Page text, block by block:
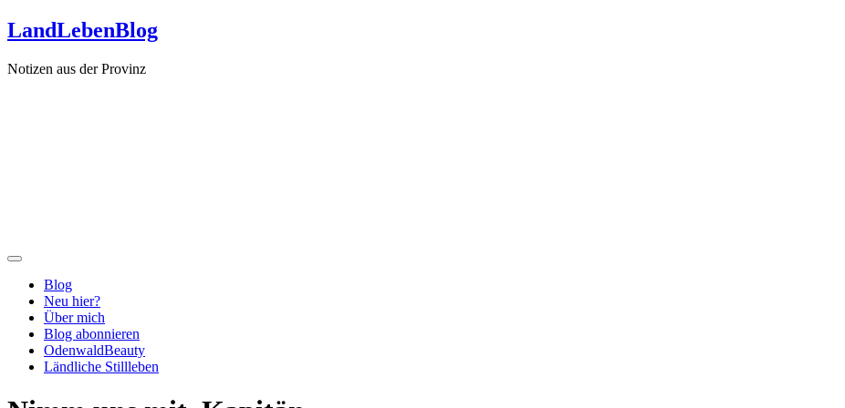
Zum
Inhalt
LandLebenBlog
Notizen aus der Provinz
Blog
Neu hier?
Über mich
Blog abonnieren
OdenwaldBeauty
Ländliche Stillleben